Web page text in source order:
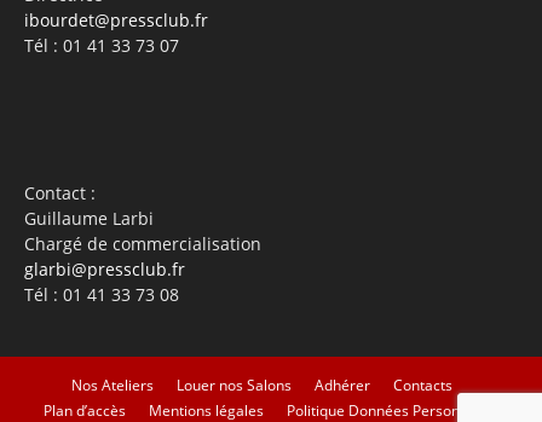
ibourdet@pressclub.fr
Tél : 01 41 33 73 07
Contact :
Guillaume Larbi
Chargé de commercialisation
glarbi@pressclub.fr
Tél : 01 41 33 73 08
Nos Ateliers Louer nos Salons Adhérer
Contacts
Plan d’accès
Mentions légales Politique Données Personnelles